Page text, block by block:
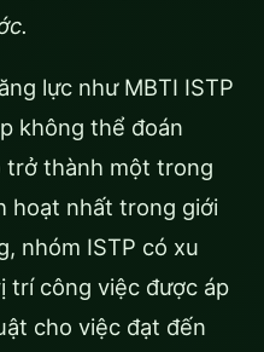
lực như MBTI ISTP
không thể đoán
trở thành một trong
hoạt nhất trong giới
nhóm ISTP có xu
trí công việc được áp
cho việc đạt đến